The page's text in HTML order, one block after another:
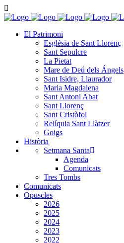
El Patrimoni
Església de Sant Llorenç
Sant Sepulcre
La Pietat
Mare de Deú dels Ángels
Sant Isidre, Llaurador
Maria Magdalena
Sant Antoni Abat
Sant Llorenç
Sant Cristòfol
Relíquia Sant Llàtzer
Goigs
Història
Setmana Santa
Agenda
Comunicats
Tres Tombs
Comunicats
Opuscles
2026
2025
2024
2023
2022